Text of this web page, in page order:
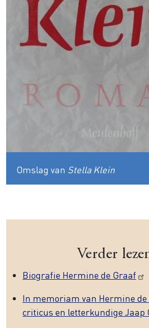
Omslag van Stella Klein
Verder
Biografie Hermine de Graaf
In memoriam van Hermine de
criticus en letterkundige Jaap